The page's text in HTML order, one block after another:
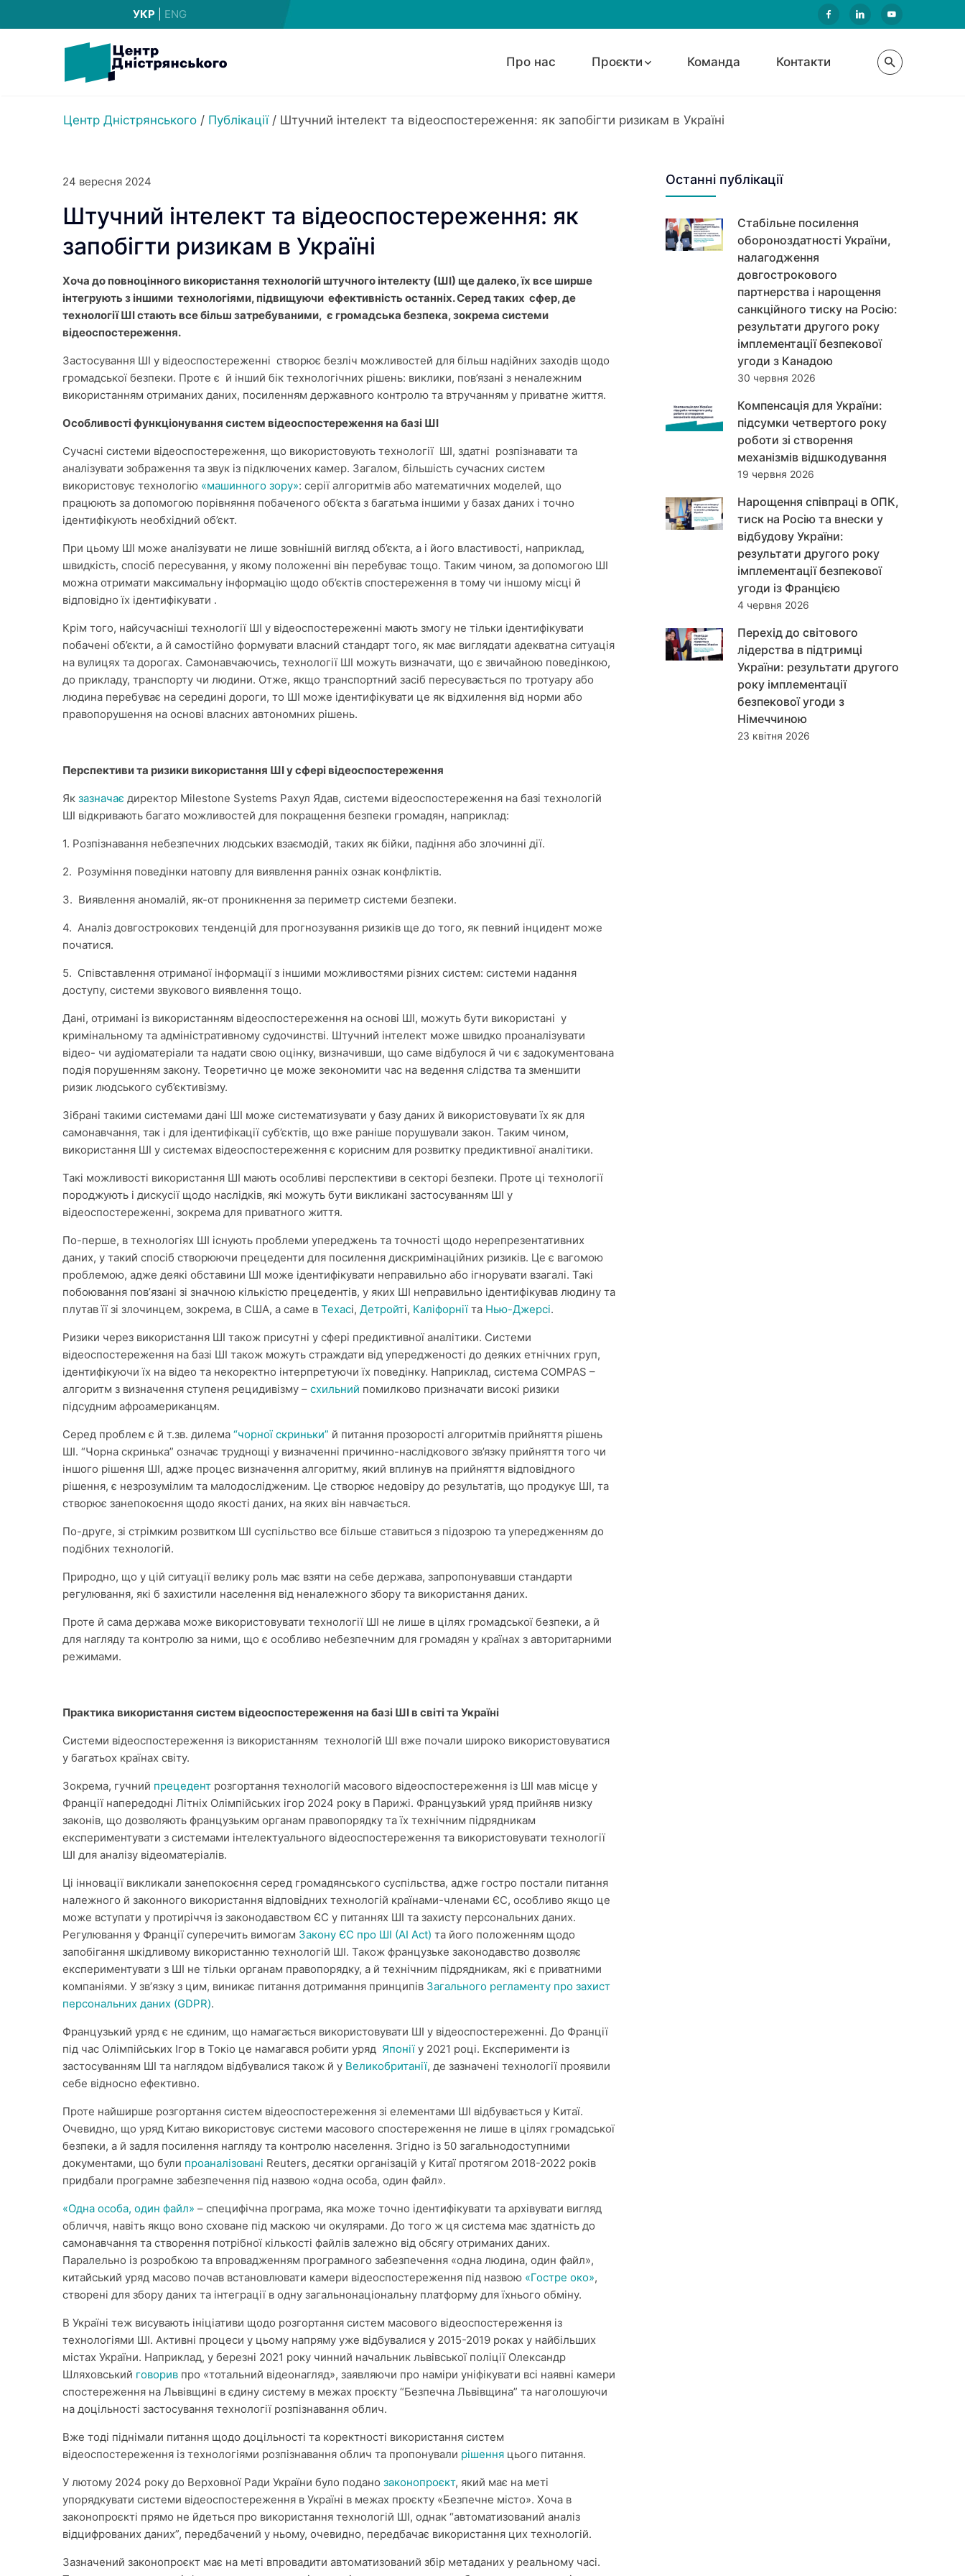
УКР ENG
Про нас Проєкти Команда Контакти
Центр Дністрянського / Публікації/ Штучний інтелект та відеоспостереження: як запобігти ризикам в Україні
24 вересня 2024
Штучний інтелект та відеоспостереження: як
запобігти ризикам в Україні
Хоча до повноцінного використання технологій штучного інтелекту (ШІ) ще далеко, їх все ширше
інтегрують з іншими технологіями, підвищуючи ефективність останніх. Серед таких сфер, де
технології ШІ стають все більш затребуваними, є громадська безпека, зокрема системи
відеоспостереження.
Застосування ШІ у відеоспостереженні створює безліч можливостей для більш надійних заходів щодо
громадської безпеки. Проте є й інший бік технологічних рішень: виклики, пов’язані з неналежним
використанням отриманих даних, посиленням державного контролю та втручанням у приватне життя.
Особливості функціонування систем відеоспостереження на базі ШІ
Сучасні системи відеоспостереження, що використовують технології ШІ, здатні розпізнавати та
аналізувати зображення та звук із підключених камер. Загалом, більшість сучасних систем
використовує технологію «машинного зору»: серії алгоритмів або математичних моделей, що
працюють за допомогою порівняння побаченого об’єкта з багатьма іншими у базах даних і точно
ідентифікують необхідний об’єкт.
При цьому ШІ може аналізувати не лише зовнішній вигляд об’єкта, а і його властивості, наприклад,
швидкість, спосіб пересування, у якому положенні він перебуває тощо. Таким чином, за допомогою ШІ
можна отримати максимальну інформацію щодо об’єктів спостереження в тому чи іншому місці й
відповідно їх ідентифікувати .
Крім того, найсучасніші технології ШІ у відеоспостереженні мають змогу не тільки ідентифікувати
побачені об’єкти, а й самостійно формувати власний стандарт того, як має виглядати адекватна ситуація
на вулицях та дорогах. Самонавчаючись, технології ШІ можуть визначати, що є звичайною поведінкою,
до прикладу, транспорту чи людини. Отже, якщо транспортний засіб пересувається по тротуару або
людина перебуває на середині дороги, то ШІ може ідентифікувати це як відхилення від норми або
правопорушення на основі власних автономних рішень.
Перспективи та ризики використання ШІ у сфері відеоспостереження
Як зазначає директор Milestone Systems Рахул Ядав, системи відеоспостереження на базі технологій
ШІ відкривають багато можливостей для покращення безпеки громадян, наприклад:
1. Розпізнавання небезпечних людських взаємодій, таких як бійки, падіння або злочинні дії.
2. Розуміння поведінки натовпу для виявлення ранніх ознак конфліктів.
3. Виявлення аномалій, як-от проникнення за периметр системи безпеки.
4. Аналіз довгострокових тенденцій для прогнозування ризиків ще до того, як певний інцидент може
початися.
5. Співставлення отриманої інформації з іншими можливостями різних систем: системи надання
доступу, системи звукового виявлення тощо.
Дані, отримані із використанням відеоспостереження на основі ШІ, можуть бути використані у
кримінальному та адміністративному судочинстві. Штучний інтелект може швидко проаналізувати
відео- чи аудіоматеріали та надати свою оцінку, визначивши, що саме відбулося й чи є задокументована
подія порушенням закону. Теоретично це може зекономити час на ведення слідства та зменшити
ризик людського суб’єктивізму.
Зібрані такими системами дані ШІ може систематизувати у базу даних й використовувати їх як для
самонавчання, так і для ідентифікації суб’єктів, що вже раніше порушували закон. Таким чином,
використання ШІ у системах відеоспостереження є корисним для розвитку предиктивної аналітики.
Такі можливості використання ШІ мають особливі перспективи в секторі безпеки. Проте ці технології
породжують і дискусії щодо наслідків, які можуть бути викликані застосуванням ШІ у
відеоспостереженні, зокрема для приватного життя.
По-перше, в технологіях ШІ існують проблеми упереджень та точності щодо нерепрезентативних
даних, у такий спосіб створюючи прецеденти для посилення дискримінаційних ризиків. Це є вагомою
проблемою, адже деякі обставини ШІ може ідентифікувати неправильно або ігнорувати взагалі. Такі
побоювання повʼязані зі значною кількістю прецедентів, у яких ШІ неправильно ідентифікував людину та
плутав її зі злочинцем, зокрема, в США, а саме в Техасі, Детройті, Каліфорнії та Нью-Джерсі.
Ризики через використання ШІ також присутні у сфері предиктивної аналітики. Системи
відеоспостереження на базі ШІ також можуть страждати від упередженості до деяких етнічних груп,
ідентифікуючи їх на відео та некоректно інтерпретуючи їх поведінку. Наприклад, система COMPAS –
алгоритм з визначення ступеня рецидивізму – схильний помилково призначати високі ризики
підсудним афроамериканцям.
Серед проблем є й т.зв. дилема “чорної скриньки” й питання прозорості алгоритмів прийняття рішень
ШІ. “Чорна скринька” означає труднощі у визначенні причинно-наслідкового зв’язку прийняття того чи
іншого рішення ШІ, адже процес визначення алгоритму, який вплинув на прийняття відповідного
рішення, є незрозумілим та малодослідженим. Це створює недовіру до результатів, що продукує ШІ, та
створює занепокоєння щодо якості даних, на яких він навчається.
По-друге, зі стрімким розвитком ШІ суспільство все більше ставиться з підозрою та упередженням до
подібних технологій.
Природно, що у цій ситуації велику роль має взяти на себе держава, запропонувавши стандарти
регулювання, які б захистили населення від неналежного збору та використання даних.
Проте й сама держава може використовувати технології ШІ не лише в цілях громадської безпеки, а й
для нагляду та контролю за ними, що є особливо небезпечним для громадян у країнах з авторитарними
режимами.
Практика використання систем відеоспостереження на базі ШІ в світі та Україні
Системи відеоспостереження із використанням технологій ШІ вже почали широко використовуватися
у багатьох країнах світу.
Зокрема, гучний прецедент розгортання технологій масового відеоспостереження із ШІ мав місце у
Франції напередодні Літніх Олімпійських ігор 2024 року в Парижі. Французький уряд прийняв низку
законів, що дозволяють французьким органам правопорядку та їх технічним підрядникам
експериментувати з системами інтелектуального відеоспостереження та використовувати технології
ШІ для аналізу відеоматеріалів.
Ці інновації викликали занепокоєння серед громадянського суспільства, адже гостро постали питання
належного й законного використання відповідних технологій країнами-членами ЄС, особливо якщо це
може вступати у протиріччя із законодавством ЄС у питаннях ШІ та захисту персональних даних.
Регулювання у Франції суперечить вимогам Закону ЄС про ШІ (AI Act) та його положенням щодо
запобігання шкідливому використанню технологій ШІ. Також французьке законодавство дозволяє
експериментувати з ШІ не тільки органам правопорядку, а й технічним підрядникам, які є приватними
компаніями. У звʼязку з цим, виникає питання дотримання принципів Загального регламенту про захист
персональних даних (GDPR).
Французький уряд є не єдиним, що намагається використовувати ШІ у відеоспостереженні. До Франції
під час Олімпійських Ігор в Токіо це намагався робити уряд Японії у 2021 році. Експерименти із
застосуванням ШІ та наглядом відбувалися також й у Великобританії, де зазначені технології проявили
себе відносно ефективно.
Проте найширше розгортання систем відеоспостереження зі елементами ШІ відбувається у Китаї.
Очевидно, що уряд Китаю використовує системи масового спостереження не лише в цілях громадської
безпеки, а й задля посилення нагляду та контролю населення. Згідно із 50 загальнодоступними
документами, що були проаналізовані Reuters, десятки організацій у Китаї протягом 2018-2022 років
придбали програмне забезпечення під назвою «одна особа, один файл».
«Одна особа, один файл» – специфічна програма, яка може точно ідентифікувати та архівувати вигляд
обличчя, навіть якщо воно сховане під маскою чи окулярами. До того ж ця система має здатність до
самонавчання та створення потрібної кількості файлів залежно від обсягу отриманих даних.
Паралельно із розробкою та впровадженням програмного забезпечення «одна людина, один файл»,
китайський уряд масово почав встановлювати камери відеоспостереження під назвою «Гостре око»,
створені для збору даних та інтеграції в одну загальнонаціональну платформу для їхнього обміну.
В Україні теж висувають ініціативи щодо розгортання систем масового відеоспостереження із
технологіями ШІ. Активні процеси у цьому напряму уже відбувалися у 2015-2019 роках у найбільших
містах України. Наприклад, у березні 2021 року чинний начальник львівської поліції Олександр
Шляховський говорив про «тотальний відеонагляд», заявляючи про наміри уніфікувати всі наявні камери
спостереження на Львівщині в єдину систему в межах проєкту “Безпечна Львівщина” та наголошуючи
на доцільності застосування технології розпізнавання облич.
Вже тоді піднімали питання щодо доцільності та коректності використання систем
відеоспостереження із технологіями розпізнавання облич та пропонували рішення цього питання.
У лютому 2024 року до Верховної Ради України було подано законопроєкт, який має на меті
упорядкувати системи відеоспостереження в Україні в межах проєкту «Безпечне місто». Хоча в
законопроєкті прямо не йдеться про використання технологій ШІ, однак “автоматизований аналіз
відцифрованих даних”, передбачений у ньому, очевидно, передбачає використання цих технологій.
Зазначений законопроєкт має на меті впровадити автоматизований збір метаданих у реальному часі.
Останні публікації
Стабільне посилення
обороноздатності України,
налагодження
довгострокового
партнерства і нарощення
санкційного тиску на Росію:
результати другого року
імплементації безпекової
угоди з Канадою
30 червня 2026
Компенсація для України:
підсумки четвертого року
роботи зі створення
механізмів відшкодування
19 червня 2026
Нарощення співпраці в ОПК,
тиск на Росію та внески у
відбудову України:
результати другого року
імплементації безпекової
угоди із Францією
4 червня 2026
Перехід до світового
лідерства в підтримці
України: результати другого
року імплементації
безпекової угоди з
Німеччиною
23 квітня 2026